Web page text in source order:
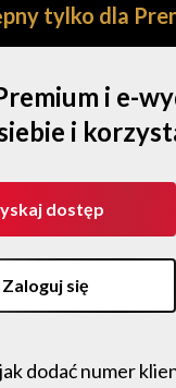
tylko dla
i e-
i
dostęp
Zaloguj się
dodać numer